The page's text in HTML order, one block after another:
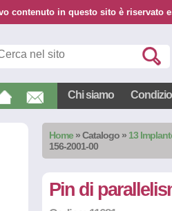
contenuto in questo sito è riservato
Chi siamo
Home »Catalogo » 13
156-2001-00
Pin di